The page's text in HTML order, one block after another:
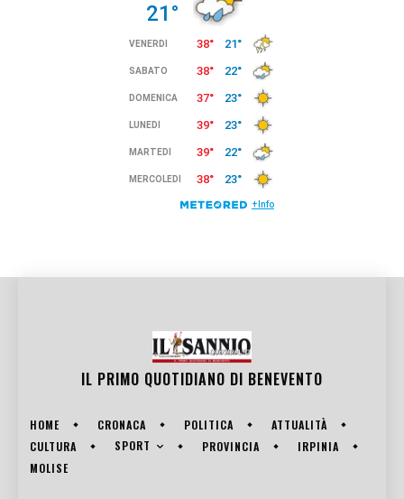
IL PRIMO QUOTIDIANO DI BENEVENTO
HOME CRONACA POLITICA
ATTUALITÀ
CULTURA
SPORT PROVINCIA
IRPINIA
MOLISE